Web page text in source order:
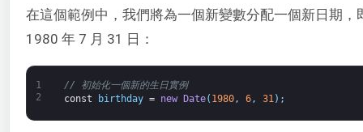
在這個範例中，我們將為一個新變數分配一個新日期，
1980 年 7 月 31 日：
1
2
// 初始化一個新的生日實例
const
birthday = new Date( 1980, 6, 31 ) ;